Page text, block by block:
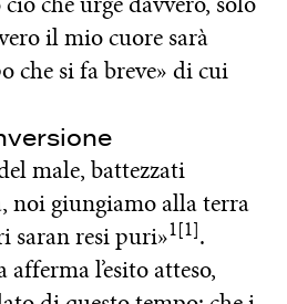
il mio cuore sarà
che si fa breve» di cui
male, battezzati
noi giungiamo alla terra
saran resi puri»1[1].
l’esito atteso,